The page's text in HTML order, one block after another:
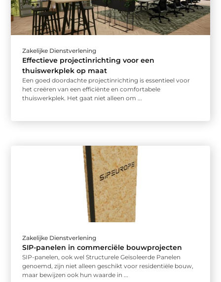
Zakelijke Dienstverlening
Effectieve projectinrichting voor een
thuiswerkplek op maat
Een goed doordachte projectinrichting is essentieel voor
het creëren van een efficiënte en comfortabele
thuiswerkplek. Het gaat niet alleen om ...
Zakelijke Dienstverlening
SIP-panelen in commerciële bouwprojecten
SIP-panelen, ook wel Structurele Geïsoleerde Panelen
genoemd, zijn niet alleen geschikt voor residentiële bouw,
maar bewijzen ook hun waarde in ...